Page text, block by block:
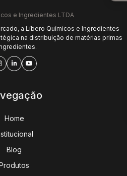
a Líbero Químicos e Ingredientes
na distribuição de matérias primas
Home
Blog